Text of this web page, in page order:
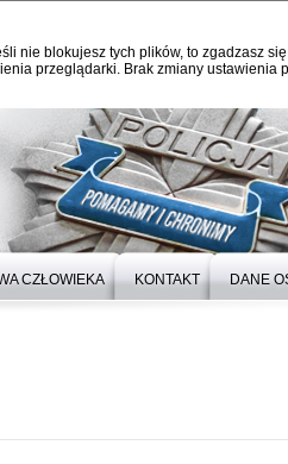
nie blokujesz tych plików, to zgadzasz
przeglądarki. Brak zmiany ustawienia
CZŁOWIEKA KONTAKT DANE